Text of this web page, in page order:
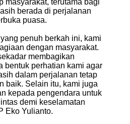
berada di perjalanan
puasa.
penuh berkah ini, kami
dengan masyarakat.
membagikan
bentuk perhatian kami agar
dalam perjalanan tetap
baik. Selain itu, kami juga
kepada pengendara untuk
demi keselamatan
Eko Yulianto.